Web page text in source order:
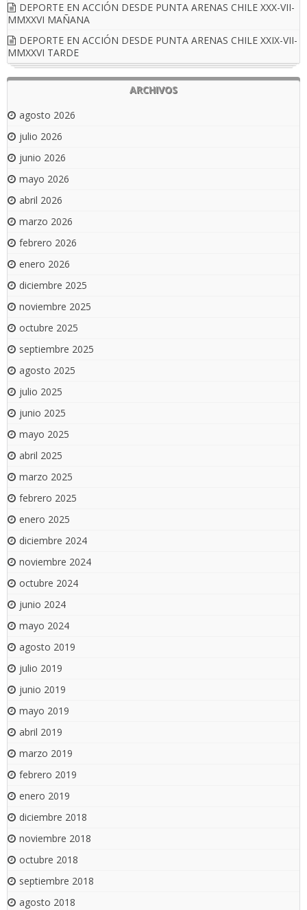
DEPORTE EN ACCIÓN DESDE PUNTA ARENAS CHILE XXX-VII-
MMXXVI MAÑANA
DEPORTE EN ACCIÓN DESDE PUNTA ARENAS CHILE XXIX-VII-
MMXXVI TARDE
ARCHIVOS
agosto 2026
julio 2026
junio 2026
mayo 2026
abril 2026
marzo 2026
febrero 2026
enero 2026
diciembre 2025
noviembre 2025
octubre 2025
septiembre 2025
agosto 2025
julio 2025
junio 2025
mayo 2025
abril 2025
marzo 2025
febrero 2025
enero 2025
diciembre 2024
noviembre 2024
octubre 2024
junio 2024
mayo 2024
agosto 2019
julio 2019
junio 2019
mayo 2019
abril 2019
marzo 2019
febrero 2019
enero 2019
diciembre 2018
noviembre 2018
octubre 2018
septiembre 2018
agosto 2018